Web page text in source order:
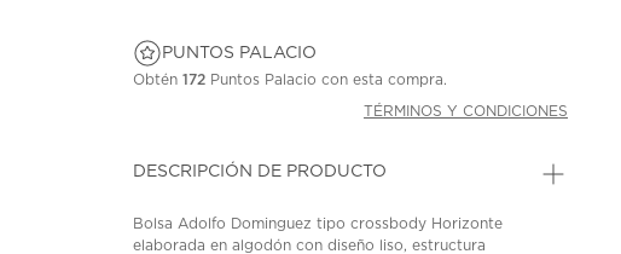
PUNTOS PALACIO
Obtén172 Puntos Palacio con esta compra.
TÉRMINOS Y CONDICIONES
DESCRIPCIÓN DE PRODUCTO
Bolsa Adolfo Dominguez tipo crossbody Horizonte
elaborada en algodón con diseño liso, estructura